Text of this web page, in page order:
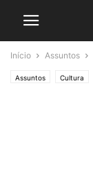
Início Assuntos
Assuntos Cultura